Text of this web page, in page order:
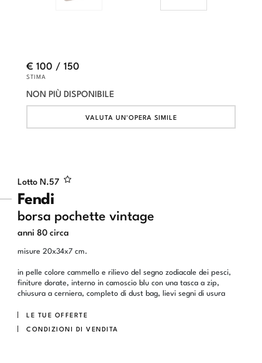
Lotto N.57
Fendi
borsa pochette vintage
anni 80 circa
misure 20x34x7 cm.
in pelle colore cammello e rilievo del segno zodiacale dei pesci,
finiture dorate, interno in camoscio blu con una tasca a zip,
chiusura a cerniera, completo di dust bag, lievi segni di usura
LE TUE OFFERTE
CONDIZIONI DI VENDITA
€ 100 / 150
STIMA
NON PIÙ DISPONIBILE
VALUTA UN'OPERA SIMILE